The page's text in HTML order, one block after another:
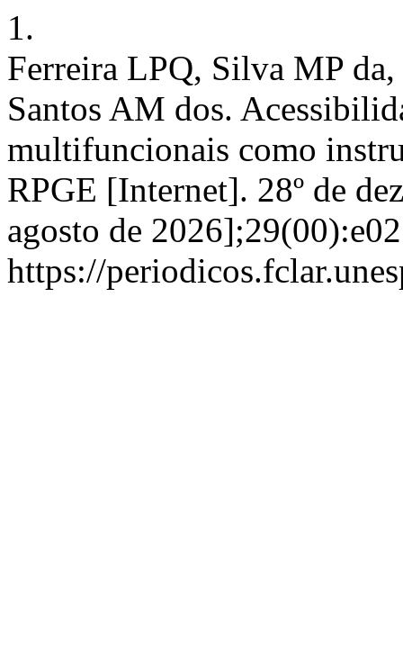
1.
Ferreira LPQ, Silva MP
Santos AM dos.
multifuncionais como
RPGE [Internet]. 28º de
agosto de
https://